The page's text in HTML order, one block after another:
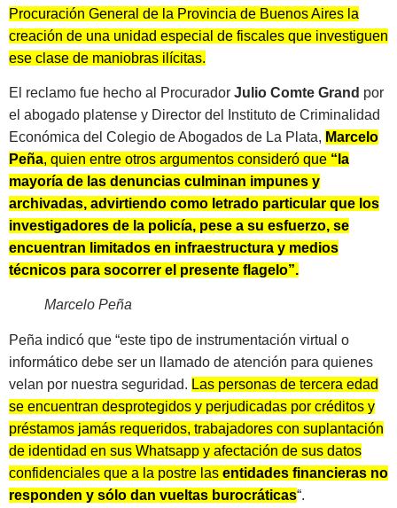
Procuración General de la Provincia de Buenos Aires la
creación de una unidad especial de fiscales que investiguen
ese clase de maniobras ilícitas.
El reclamo fue hecho al Procurador Julio Comte Grand por
el abogado platense y Director del Instituto de Criminalidad
Económica del Colegio de Abogados de La Plata, Marcelo
Peña, quien entre otros argumentos consideró que “la
mayoría de las denuncias culminan impunes y
archivadas, advirtiendo como letrado particular que los
investigadores de la policía, pese a su esfuerzo, se
encuentran limitados en infraestructura y medios
técnicos para socorrer el presente flagelo”.
Marcelo Peña
Peña indicó que “este tipo de instrumentación virtual o
informático debe ser un llamado de atención para quienes
velan por nuestra seguridad. Las personas de tercera edad
se encuentran desprotegidos y perjudicadas por créditos y
préstamos jamás requeridos, trabajadores con suplantación
de identidad en sus Whatsapp y afectación de sus datos
confidenciales que a la postre las entidades financieras no
responden y sólo dan vueltas burocráticas“.